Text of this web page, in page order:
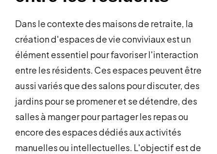
Dans le contexte des maisons de retraite, la
création d'espaces de vie conviviaux est un
élément essentiel pour favoriser l'interaction
entre les résidents. Ces espaces peuvent être
aussi variés que des salons pour discuter, des
jardins pour se promener et se détendre, des
salles à manger pour partager les repas ou
encore des espaces dédiés aux activités
manuelles ou intellectuelles. L'objectif est de